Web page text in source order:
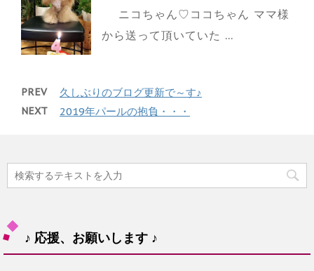
ニコちゃん♡ココちゃん ママ様
から送って頂いていた ...
PREV 久しぶりのブログ更新で～す♪
NEXT 2019年パールの抱負・・・
♪ 応援、お願いします ♪